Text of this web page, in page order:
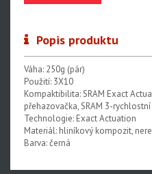
Přehazovačky
Řazení
Přesmykače
Kazety
Kliky
Hammerhead Karoo
Red XPLR AXS E1
Popis produktu
Váha: 250g (pár)
Použití: 3X10
Kompaktibilita: SRAM Exact
přehazovačka, SRAM 3-
Technologie: Exact Actuation
Materiál: hliníkový kompozit,
Barva: černá